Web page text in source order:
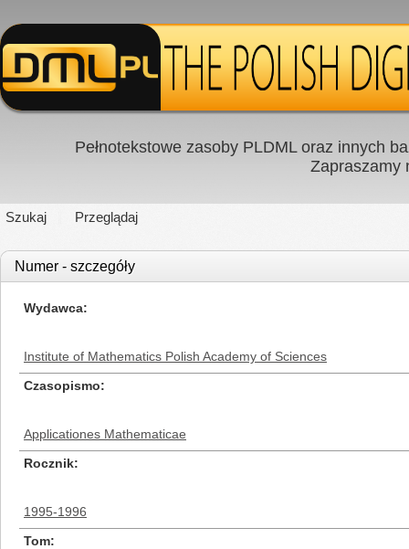
Pełnotekstowe zasoby PLDML oraz innych
Zapraszamy
Szukaj Przeglądaj
Numer - szczegóły
Wydawca
Institute of Mathematics Polish Academy of Sciences
Czasopismo
Applicationes Mathematicae
Rocznik
1995-1996
Tom